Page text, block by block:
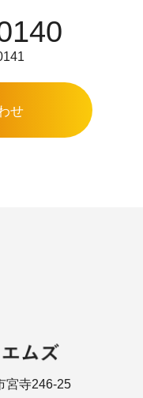
せ
宮寺246-25